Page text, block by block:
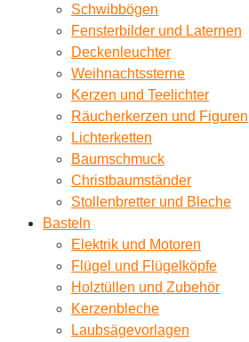
Schwibbögen
Fensterbilder und Laternen
Deckenleuchter
Weihnachtssterne
Kerzen und Teelichter
Räucherkerzen und Figuren
Lichterketten
Baumschmuck
Christbaumständer
Stollenbretter und Bleche
Basteln
Elektrik und Motoren
Flügel und Flügelköpfe
Holztüllen und Zubehör
Kerzenbleche
Laubsägevorlagen